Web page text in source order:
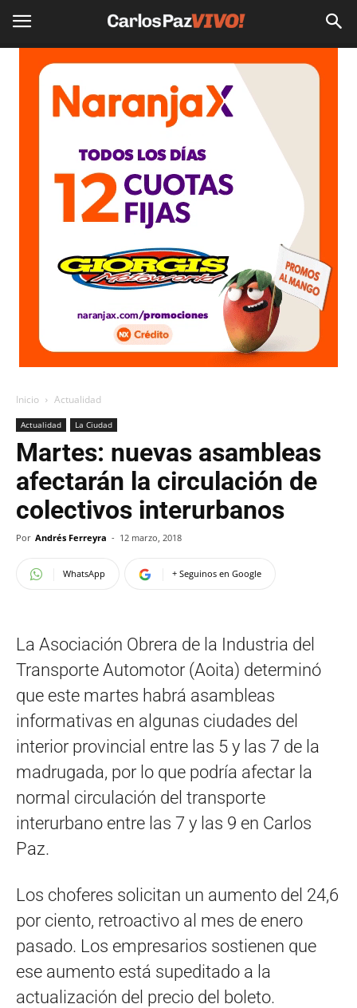
Inicio Actualidad
Actualidad La Ciudad
Martes: nuevas asambleas
afectarán la circulación de
colectivos interurbanos
Por Andrés Ferreyra - 12 marzo, 2018
WhatsApp + Seguinos en Google
La Asociación Obrera de la Industria del
Transporte Automotor (Aoita) determinó
que este martes habrá asambleas
informativas en algunas ciudades del
interior provincial entre las 5 y las 7 de la
madrugada, por lo que podría afectar la
normal circulación del transporte
interurbano entre las 7 y las 9 en Carlos
Paz.
Los choferes solicitan un aumento del 24,6
por ciento, retroactivo al mes de enero
pasado. Los empresarios sostienen que
ese aumento está supeditado a la
actualización del precio del boleto.